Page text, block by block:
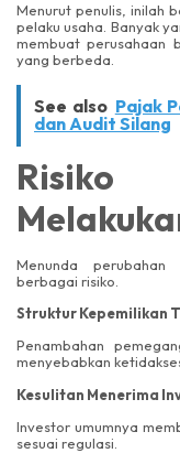
Menurut penulis, inilah
pelaku usaha. Banyak
membuat perusahaan
yang berbeda.
See also Pajak
dan Audit Silang
Menunda
berbagai risiko.
Struktur Kepemilikan
Penambahan
menyebabkan
Kesulitan Menerima
Investor umumnya
sesuai regulasi.